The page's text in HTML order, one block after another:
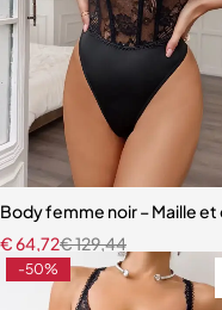
Body femme noir – Maille
€129,44
€64,72
-50%